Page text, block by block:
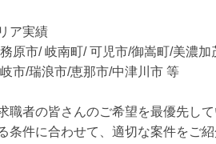
ア実績
原市/ 岐南町/ 可児市/御嵩町/美濃加
市/瑞浪市/恵那市/中津川市 等
職者の皆さんのご希望を最優先し
条件に合わせて、適切な案件をご